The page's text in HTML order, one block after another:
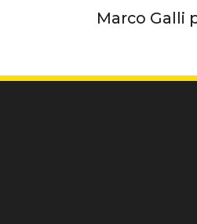
Marco Galli